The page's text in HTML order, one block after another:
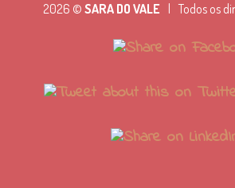
2026 © SARA DO VALE Todos os